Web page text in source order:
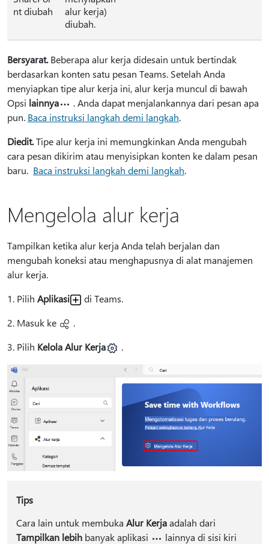
nt diubah
alur kerja)
diubah.
Bersyarat.Beberapa alur kerja didesain untuk bertindak
berdasarkan konten satu pesan Teams. Setelah Anda
menyiapkan tipe alur kerja ini, alur kerja muncul di bawah
Opsi lainnya
. Anda dapat menjalankannya dari pesan apa
pun. Baca instruksi langkah demi langkah.
Diedit.Tipe alur kerja ini memungkinkan Anda mengubah
cara pesan dikirim atau menyisipkan konten ke dalam pesan
baru. Baca instruksi langkah demi langkah.
Mengelola alur kerja
Tampilkan ketika alur kerja Anda telah berjalan dan
mengubah koneksi atau menghapusnya di alat manajemen
alur kerja.
1. Pilih Aplikasi
di Teams.
2. Masuk ke
.
3. Pilih Kelola Alur Kerja .
Tips
Cara lain untuk membuka Alur Kerjaadalah dari
Tampilkan lebihbanyak aplikasi
lainnya di sisi kiri